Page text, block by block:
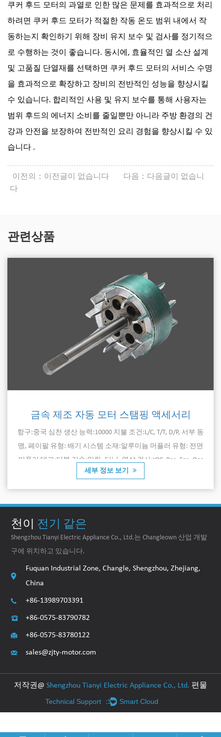
쿠커 후드 모터의 과열로 인한 많은 문제를 효과적으로 처리
하려면 쿠커 후드 모터가 적절한 작동 온도 범위 내에서 작
동하는지 확인하기 위해 장비 유지 보수 및 검사를 정기적으
로 수행하는 것이 좋습니다. 동시에, 효율적인 열 소산 설계
및 고품질 단열재를 선택하면 쿠커 후드 모터의 서비스 수명
을 효과적으로 확장하고 장비의 전반적인 성능을 향상시킬
수 있습니다. 합리적인 사용 및 유지 보수를 통해 사용자는
범위 후드의 에너지 소비를 줄일뿐만 아니라 주방 환경의 건
강과 안전을 보장하여 전반적인 요리 경험을 향상시킬 수 있
습니다 .
이전의：이전글이 없습니다
다음：다음글이 없습니
다
관련상품
금속 제조 자동 모터 스탬핑 액세서리
항구:중국 심천 생산 능력:10000 지불 조건:L/C, T/T, D/P, 서부 동
맹, 페이팔 유형: 배기 시스템 소재:알루미늄 머플러 유형: 전면
머플러 데크:더블 기술:밀링, 터닝, 연삭 검사:IQC, Pqc, Fqc, Oqc
세부 정보 보기
천이 전기 같은
Shengzhou Tianyi Electric Appliance Co., Ltd.는 Changleown 산업 개발
구에 위치하고 있습니다.
Fuquan Industrial Zone, Changle, Shengzhou, Zhejiang,
China
+86-13989703391
+86-0575-83790782
+86-0575-83780122
sales@zjty-motor.com
저작권@ Shengzhou Tianyi Electric Appliance Co., Ltd. 편물
Technical Support ： Smart Cloud